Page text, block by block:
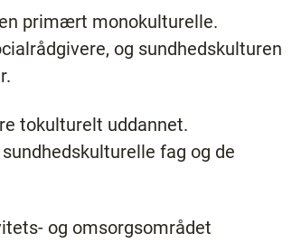
primært monokulturelle.
og sundhedskulturen
tokulturelt uddannet.
fag og de
og omsorgsområdet